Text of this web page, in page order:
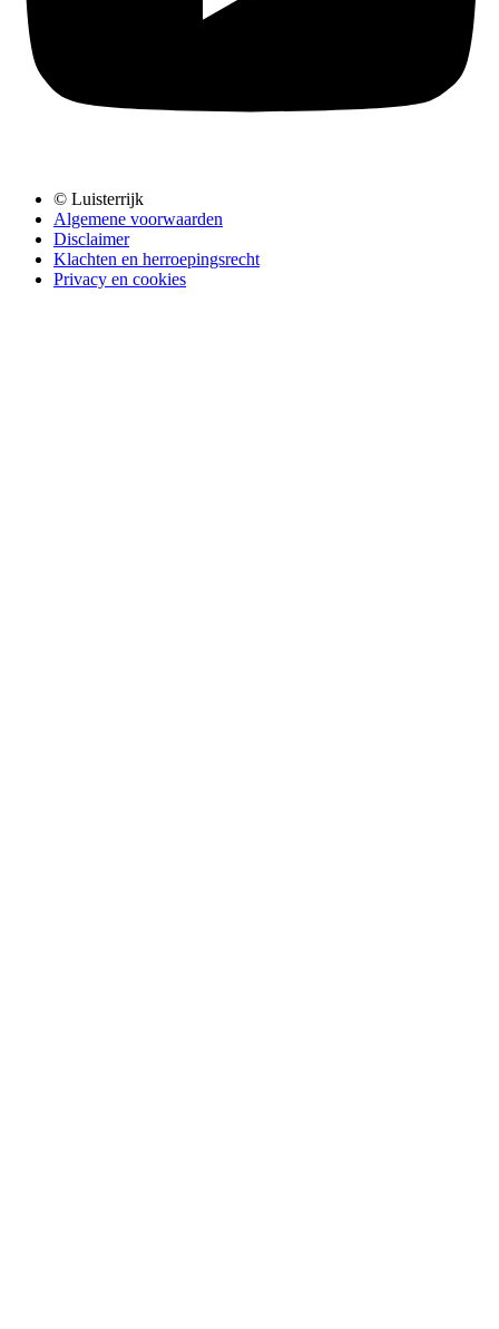
© Luisterrijk
Algemene voorwaarden
Disclaimer
Klachten en herroepingsrecht
Privacy en cookies